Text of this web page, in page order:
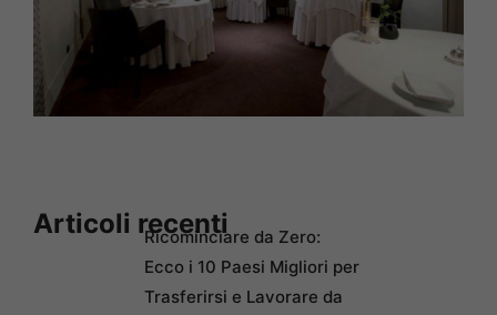
Articoli recentiRicominciare da Zero:
Ecco i 10 Paesi Migliori per
Trasferirsi e Lavorare da